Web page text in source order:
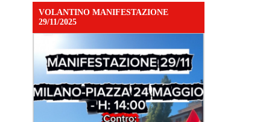
VOLANTINO MANIFESTAZIONE
29/11/2025